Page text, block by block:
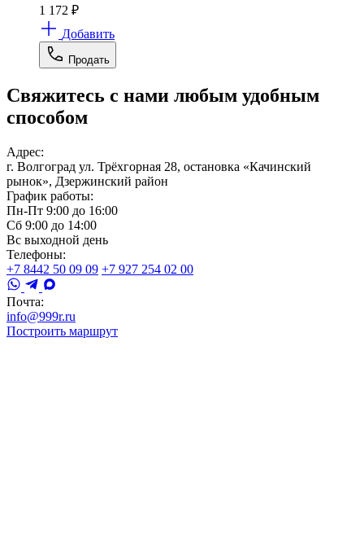
1 172 ₽
Добавить
Продать
Свяжитесь с нами любым удобным
способом
Адрес:
г. Волгоград ул. Трёхгорная 28, остановка «Качинский
рынок», Дзержинский район
График работы:
Пн-Пт 9:00 до 16:00
Сб 9:00 до 14:00
Вс выходной день
Телефоны:
+7 8442 50 09 09 +7 927 254 02 00
Почта:
info@999r.ru
Построить маршрут